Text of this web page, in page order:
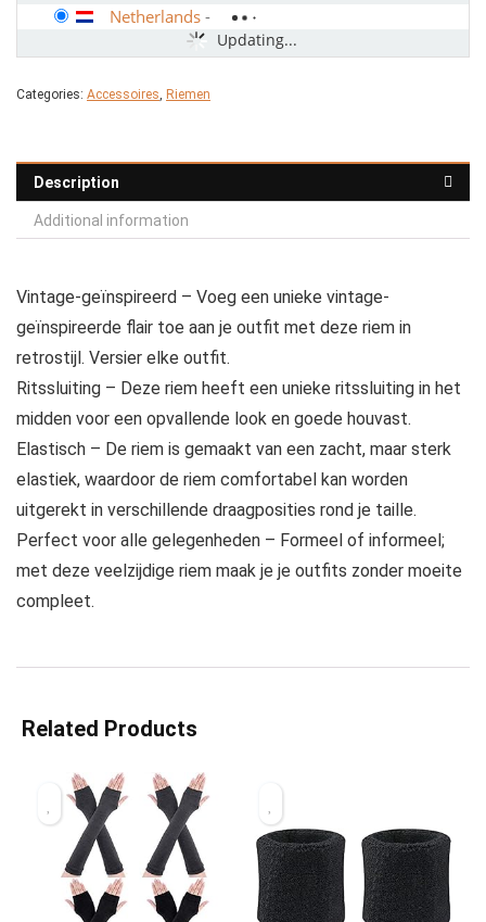
Updating...
Netherlands -
Categories: Accessoires, Riemen
Description
Additional information
Vintage-geïnspireerd – Voeg een unieke vintage-
geïnspireerde flair toe aan je outfit met deze riem in
retrostijl. Versier elke outfit.
Ritssluiting – Deze riem heeft een unieke ritssluiting in het
midden voor een opvallende look en goede houvast.
Elastisch – De riem is gemaakt van een zacht, maar sterk
elastiek, waardoor de riem comfortabel kan worden
uitgerekt in verschillende draagposities rond je taille.
Perfect voor alle gelegenheden – Formeel of informeel;
met deze veelzijdige riem maak je je outfits zonder moeite
compleet.
Related Products